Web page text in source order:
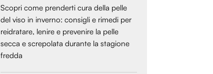
Scopri come prenderti cura della pelle
del viso in inverno: consigli e rimedi per
reidratare, lenire e prevenire la pelle
secca e screpolata durante la stagione
fredda